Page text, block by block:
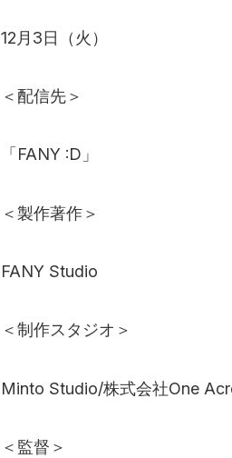
12月3日（火）
＜配信先＞
「FANY :D」
＜製作著作＞
FANY Studio
＜制作スタジオ＞
Minto Studio/株式会社One
＜監督＞